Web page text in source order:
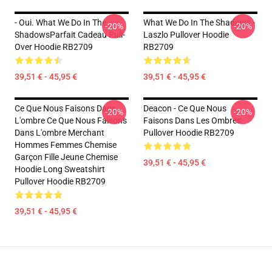
- Oui. What We Do In The
ShadowsParfait Cadeau Pull-
Over Hoodie RB2709
39,51 € - 45,95 €
-20%
What We Do In The Shadows -
Laszlo Pullover Hoodie
RB2709
39,51 € - 45,95 €
-20%
Ce Que Nous Faisons Dans
L'ombre Ce Que Nous Faisons
Dans L'ombre Merchant
Hommes Femmes Chemise
Garçon Fille Jeune Chemise
Hoodie Long Sweatshirt
Pullover Hoodie RB2709
39,51 € - 45,95 €
-20%
Deacon - Ce Que Nous
Faisons Dans Les Ombres
Pullover Hoodie RB2709
39,51 € - 45,95 €
-20%